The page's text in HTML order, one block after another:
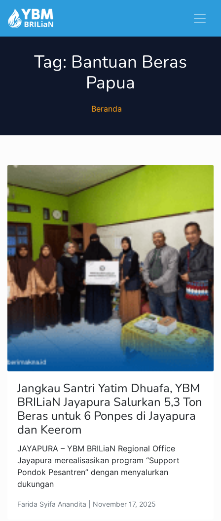
Tag: Bantuan Beras
Papua
Beranda
Jangkau Santri Yatim Dhuafa, YBM
BRILiaN Jayapura Salurkan 5,3 Ton
Beras untuk 6 Ponpes di Jayapura
dan Keerom
JAYAPURA – YBM BRILiaN Regional Office
Jayapura merealisasikan program “Support
Pondok Pesantren” dengan menyalurkan
dukungan
Farida Syifa Anandita | November 17, 2025